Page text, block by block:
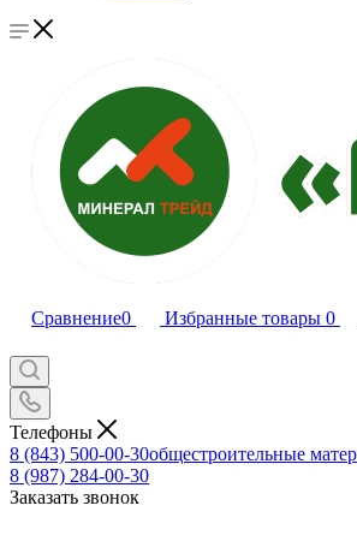
Сравнение0 Избранные товары 0
Телефоны
8 (843) 500-00-30общестроительные
8 (987) 284-00-30
Заказать звонок